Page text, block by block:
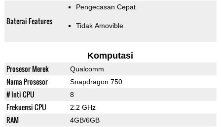
Baterai Features
Pengecasan Cepat
Tidak Amovible
Komputasi
Prosesor Merek Qualcomm
Nama Prosesor Snapdragon 750
# Inti CPU 8
Frekuensi CPU 2.2 GHz
RAM 4GB/6GB